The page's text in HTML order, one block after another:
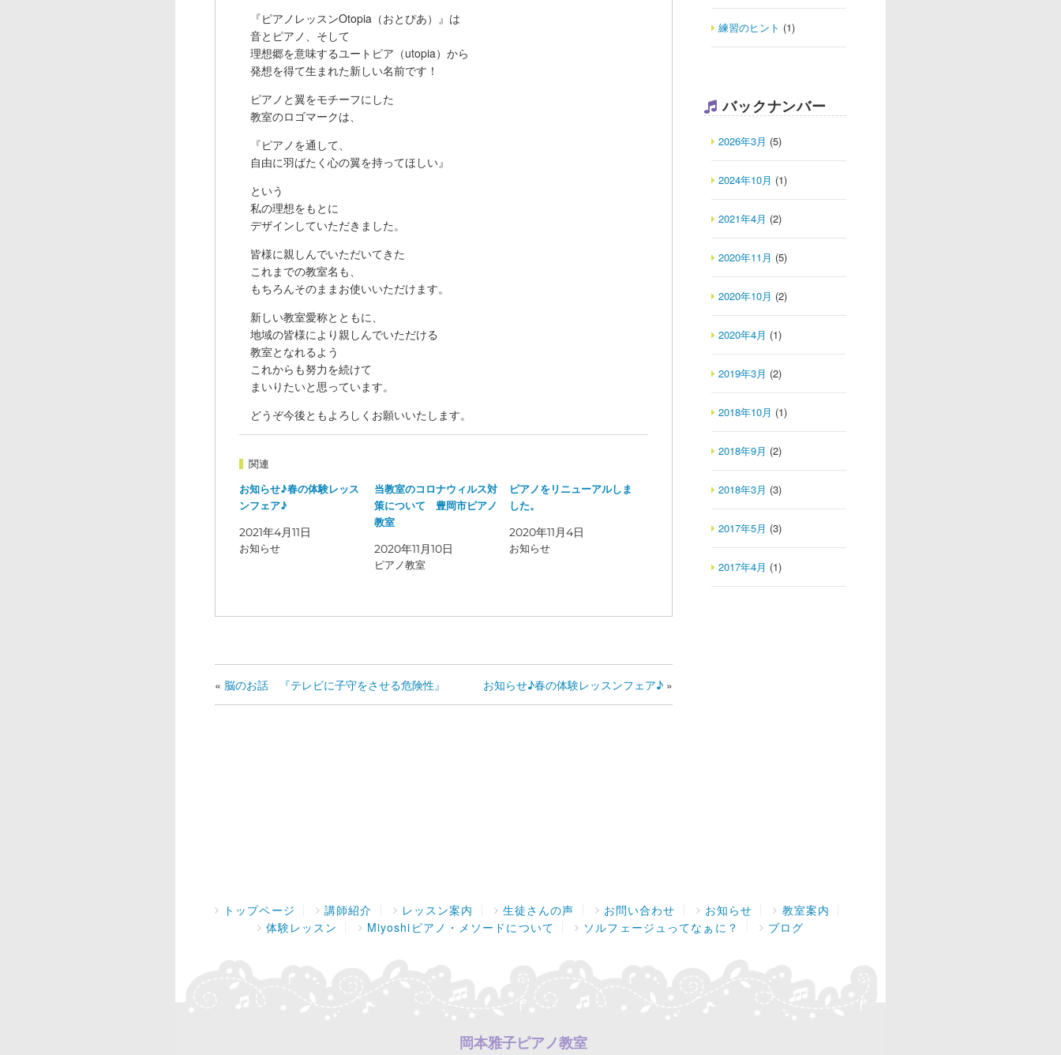
『ピアノレッスンOtopia（おとぴあ）』は
音とピアノ、そして
理想郷を意味するユートピア（utopia）から
発想を得て生まれた新しい名前です！
ピアノと翼をモチーフにした
教室のロゴマークは、
『ピアノを通して、
自由に羽ばたく心の翼を持ってほしい』
という
私の理想をもとに
デザインしていただきました。
皆様に親しんでいただいてきた
これまでの教室名も、
もちろんそのままお使いいただけます。
新しい教室愛称とともに、
地域の皆様により親しんでいただける
教室となれるよう
これからも努力を続けて
まいりたいと思っています。
どうぞ今後ともよろしくお願いいたします。
関連
お知らせ♪春の体験レッス
ンフェア♪
2021年4月11日
お知らせ
当教室のコロナウィルス対
策について 豊岡市ピアノ
教室
2020年11月10日
ピアノ教室
ピアノをリニューアルしま
した。
2020年11月4日
お知らせ
« 脳のお話 『テレビに子守をさせる危険性』 お知らせ♪春の体験レッスンフェア♪ »
練習のヒント (1)
バックナンバー
2026年3月 (5)
2024年10月 (1)
2021年4月 (2)
2020年11月 (5)
2020年10月 (2)
2020年4月 (1)
2019年3月 (2)
2018年10月 (1)
2018年9月 (2)
2018年3月 (3)
2017年5月 (3)
2017年4月 (1)
トップページ 講師紹介 レッスン案内 生徒さんの声 お問い合わせ お知らせ
教室案内
体験レッスン
Miyoshiピアノ・メソードについて ソルフェージュってなぁに？ ブログ
岡本雅子ピアノ教室